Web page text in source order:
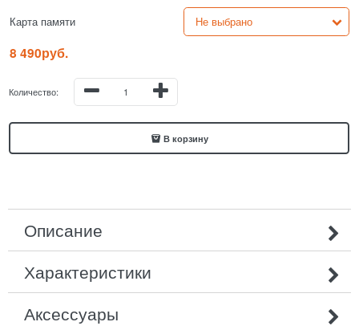
Карта памяти
8 490руб.
Количество:
В корзину
Описание
Характеристики
Аксессуары